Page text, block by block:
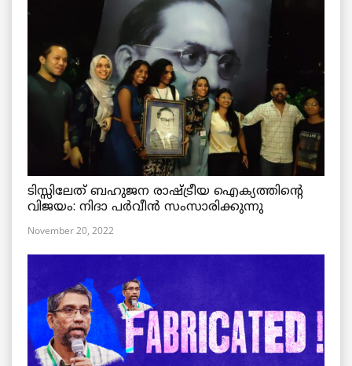
ടിസ്സിലേത് ബഹുജന രാഷ്ട്രീയ ഐക്യത്തിന്റെ
വിജയം: നിദാ പർവീൻ സംസാരിക്കുന്നു
November 20, 2022